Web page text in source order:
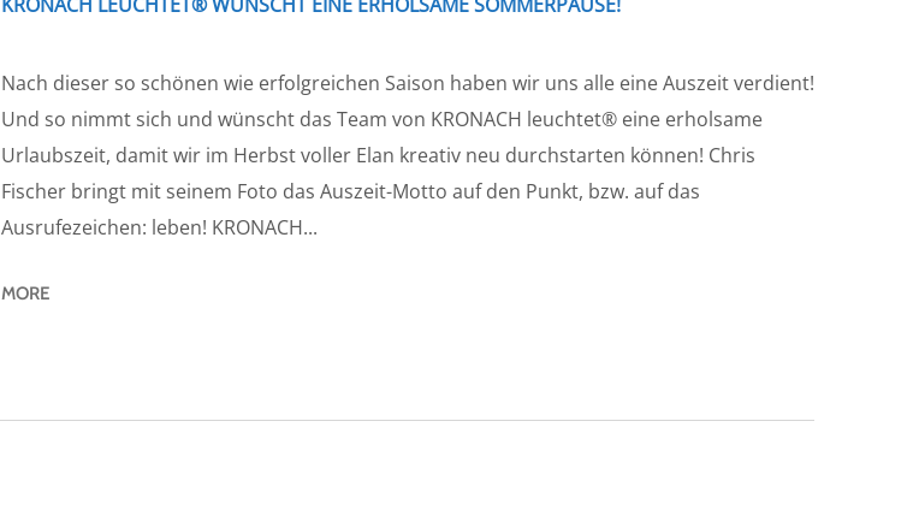
Nach dieser so schönen wie erfolgreichen Saison haben wir uns alle eine Auszeit verdient!
Und so nimmt sich und wünscht das Team von KRONACH leuchtet® eine erholsame
Urlaubszeit, damit wir im Herbst voller Elan kreativ neu durchstarten können! Chris
Fischer bringt mit seinem Foto das Auszeit-Motto auf den Punkt, bzw. auf das
Ausrufezeichen: leben! KRONACH...
MORE